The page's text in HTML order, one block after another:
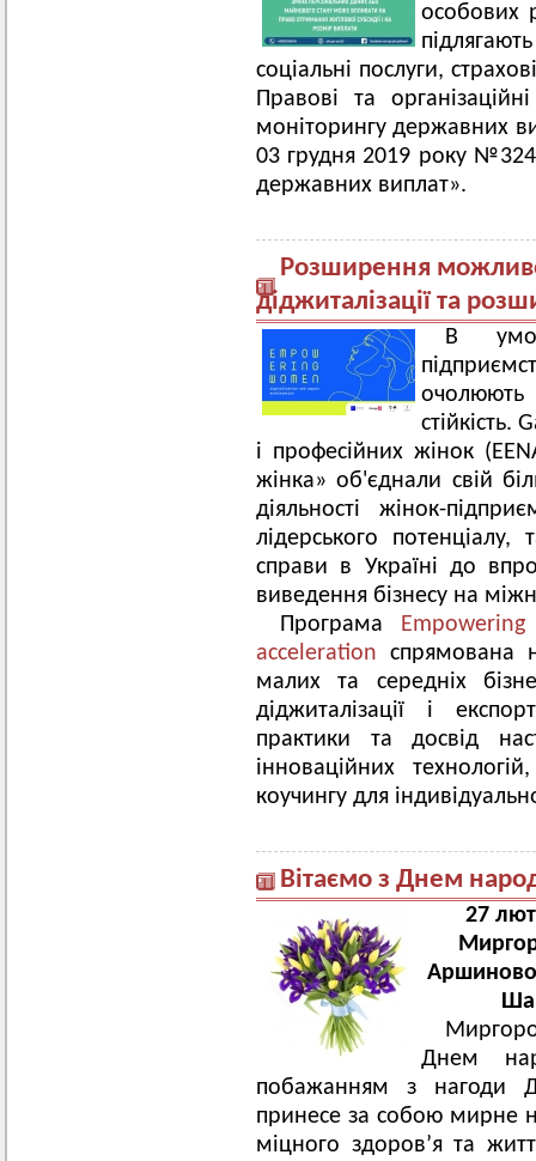
особових
соціальні послуги,
Правові та
моніторингу державних
03 грудня 2019 року
державних виплат».
Розширення
діджиталізації та
В
очолюють
стійкість.
і професійних жінок
жінка» об'єднали свій
діяльності жінок-
лідерського
справи в Україні до
виведення бізнесу на
Програма
acceleration спрямована
малих та середніх
діджиталізації і
практики та досвід
інноваційних
коучингу для
Вітаємо з Днем
27
Днем
побажанням з нагоди
принесе за собою мирне
міцного здоров’я та